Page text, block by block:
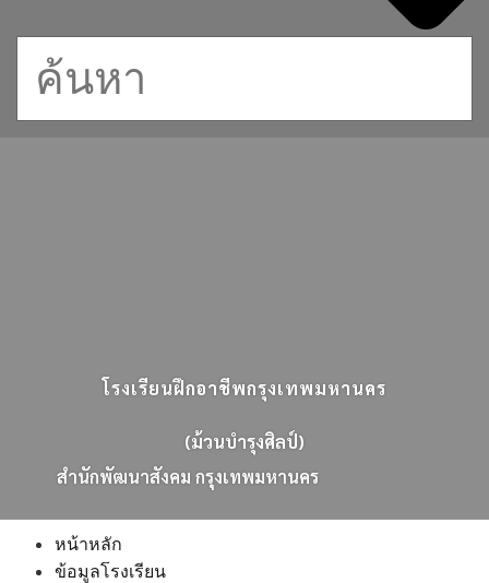
โรงเรียนฝึกอาชีพกรุงเทพมหานคร
(ม้วนบำรุงศิลป์)
สนกพฒนาสงคม กรงเทพมหานคร
หน้าหลัก
ข้อมูลโรงเรียน